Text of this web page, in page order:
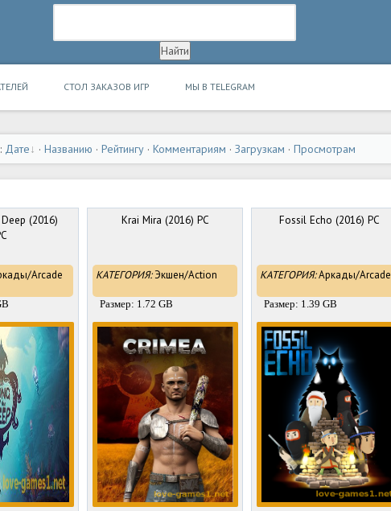
СТОЛ ЗАКАЗОВ ИГР МЫ В TELEGRAM
Дате · Названию · Рейтингу · Комментариям · Загрузкам · Просмотрам
(2016)
Arcade
Krai Mira (2016) PC
КАТЕГОРИЯ:Экшен/Action
Размер: 1.72 GB
Fossil Echo (2016) PC
КАТЕГОРИЯ:Аркады/Arcade
Размер: 1.39 GB